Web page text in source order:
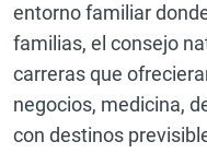
entorno familiar
familias, el consejo
carreras que
negocios, medicina,
con destinos